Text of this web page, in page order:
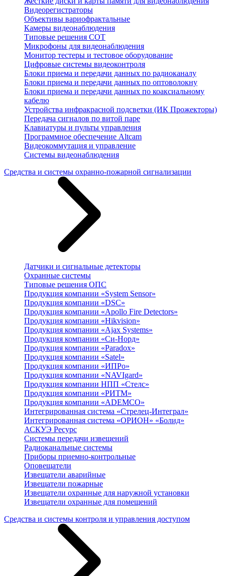
Видеорегистраторы
Объективы вариофрактальные
Камеры видеонаблюдения
Типовые решения СОТ
Микрофоны для видеонаблюдения
Монитор тестеры и тестовое оборудование
Цифровые системы видеоконтроля
Блоки приема и передачи данных по радиоканалу
Блоки приема и передачи данных по оптоволокну
Блоки приема и передачи данных по коаксиальному
кабелю
Устройства инфракрасной подсветки (ИК Прожекторы)
Передача сигналов по витой паре
Клавиатуры и пульты управления
Программное обеспечение Altcam
Видеокоммутация и управление
Системы видеонаблюдения
Средства и системы охранно-пожарной сигнализации
Датчики и сигнальные детекторы
Охранные системы
Типовые решения ОПС
Продукция компании «System Sensor»
Продукция компании «DSC»
Продукция компании «Apollo Fire Detectors»
Продукция компании «Hikvision»
Продукция компании «Ajax Systems»
Продукция компании «Си-Норд»
Продукция компании «Paradox»
Продукция компании «Satel»
Продукция компании «ИПРо»
Продукция компании «NAVIgard»
Продукция компании НПП «Стелс»
Продукция компании «РИТМ»
Продукция компании «ADEMCO»
Интегрированная система «Стрелец-Интеграл»
Интегрированная система «ОРИОН» «Болид»
АСКУЭ Ресурс
Системы передачи извещений
Радиоканальные системы
Приборы приемно-контрольные
Оповещатели
Извещатели аварийные
Извещатели пожарные
Извещатели охранные для наружной установки
Извещатели охранные для помещений
Средства и системы контроля и управления доступом